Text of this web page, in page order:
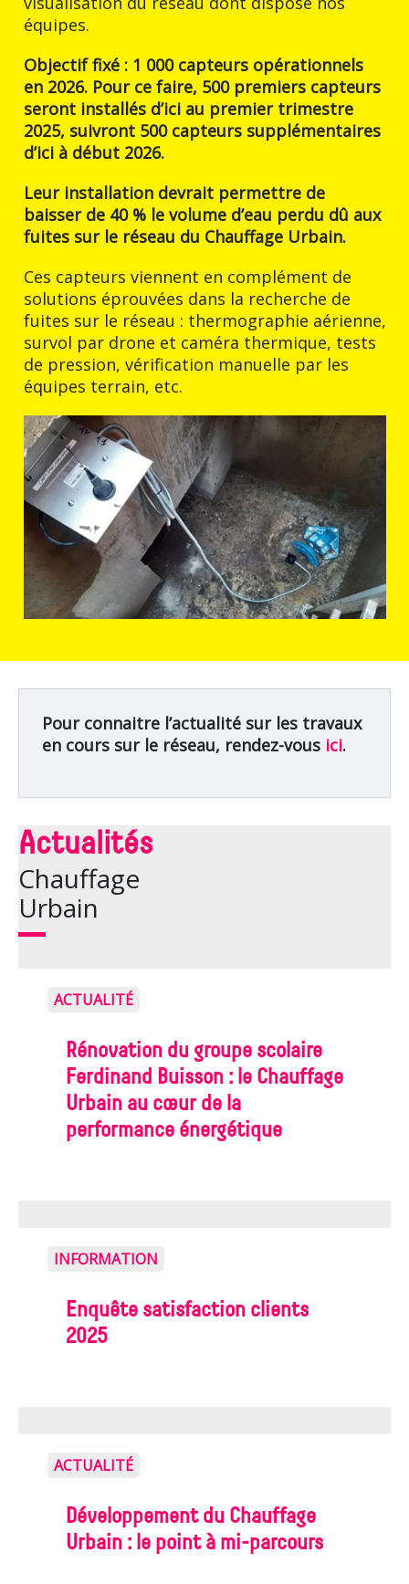
équipes.​
Objectif fixé : 1 000 capteurs opérationnels
en 2026. Pour ce faire, 500 premiers capteurs
seront installés d’ici au premier trimestre
2025, suivront 500 capteurs supplémentaires
d’ici à début 2026.
Leur installation devrait permettre de
baisser de 40 % le volume d’eau perdu dû aux
fuites sur le réseau du Chauffage Urbain.
Ces capteurs viennent en complément de
solutions éprouvées dans la recherche de
fuites sur le réseau : thermographie aérienne,
survol par drone et caméra thermique, tests
de pression, vérification manuelle par les
équipes terrain, etc.
Pour connaitre l’actualité sur les travaux
en cours sur le réseau, rendez-vous ici.
Actualités
Chauffage
Urbain
ACTUALITÉ
Rénovation du groupe scolaire
Ferdinand Buisson : le Chauffage
Urbain au cœur de la
performance énergétique
INFORMATION
Enquête satisfaction clients
2025
ACTUALITÉ
Développement du Chauffage
Urbain : le point à mi-parcours